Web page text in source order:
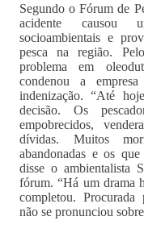
Segundo o Fórum de
acidente causou
socioambientais e
pesca na região.
problema em
condenou a
indenização. “Até
decisão. Os
empobrecidos,
dívidas. Muitos
abandonadas e os
disse o ambientalista
fórum. “Há um drama
completou. Procurada
não se pronunciou